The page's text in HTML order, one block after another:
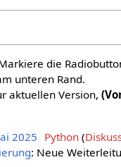
die
unteren Rand.
aktuellen Version,
2025 Python
: Neue